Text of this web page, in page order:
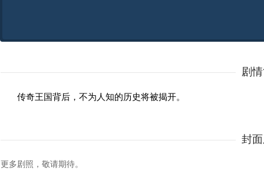
剧
传奇王国背后，不为人知的历史将被揭开。
封
更多剧照，敬请期待。